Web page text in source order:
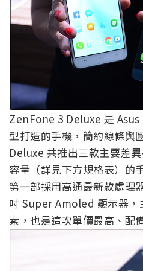
ZenFone 3 Deluxe 是 Asus
型打造的手機，簡約線條與
Deluxe 共推出三款主要差
容量（詳見下方規格表）的
第一部採用高通最新款處理
吋 Super Amoled 顯示器，
素，也是這次單價最高、配